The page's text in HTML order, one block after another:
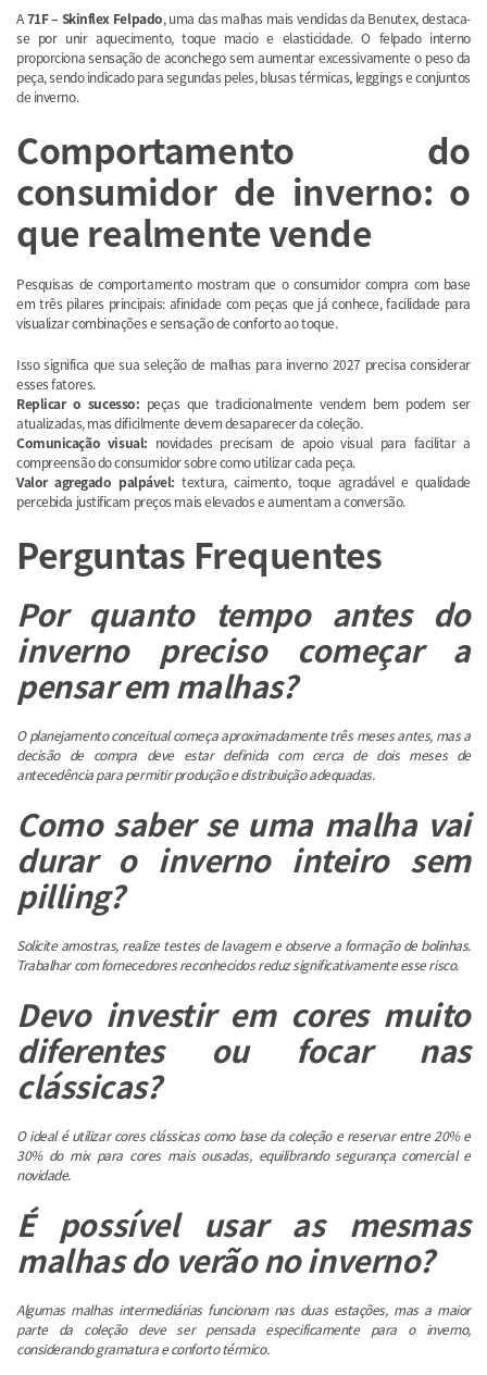
A71F – Skinflex Felpado, uma das malhas mais vendidas da Benutex, destaca-
se por unir aquecimento, toque macio e elasticidade. O felpado interno
proporciona sensação de aconchego sem aumentar excessivamente o peso da
peça, sendo indicado para segundas peles, blusas térmicas, leggings e conjuntos
de inverno.
Comportamento do
consumidor de inverno: o
que realmente vende
Pesquisas de comportamento mostram que o consumidor compra com base
em três pilares principais: afinidade com peças que já conhece, facilidade para
visualizar combinações e sensação de conforto ao toque.
Isso significa que sua seleção de malhas para inverno 2027 precisa considerar
esses fatores.
Replicar o sucesso: peças que tradicionalmente vendem bem podem ser
atualizadas, mas dificilmente devem desaparecer da coleção.
Comunicação visual: novidades precisam de apoio visual para facilitar a
compreensão do consumidor sobre como utilizar cada peça.
Valor agregado palpável: textura, caimento, toque agradável e qualidade
percebida justificam preços mais elevados e aumentam a conversão.
Perguntas Frequentes
Por quanto tempo antes do
inverno preciso começar a
pensar em malhas?
O planejamento conceitual começa aproximadamente três meses antes, mas a
decisão de compra deve estar definida com cerca de dois meses de
antecedência para permitir produção e distribuição adequadas.
Como saber se uma malha vai
durar o inverno inteiro sem
pilling?
Solicite amostras, realize testes de lavagem e observe a formação de bolinhas.
Trabalhar com fornecedores reconhecidos reduz significativamente esse risco.
Devo investir em cores muito
diferentes ou focar nas
clássicas?
O ideal é utilizar cores clássicas como base da coleção e reservar entre 20% e
30% do mix para cores mais ousadas, equilibrando segurança comercial e
novidade.
É possível usar as mesmas
malhas do verão no inverno?
Algumas malhas intermediárias funcionam nas duas estações, mas a maior
parte da coleção deve ser pensada especificamente para o inverno,
considerando gramatura e conforto térmico.